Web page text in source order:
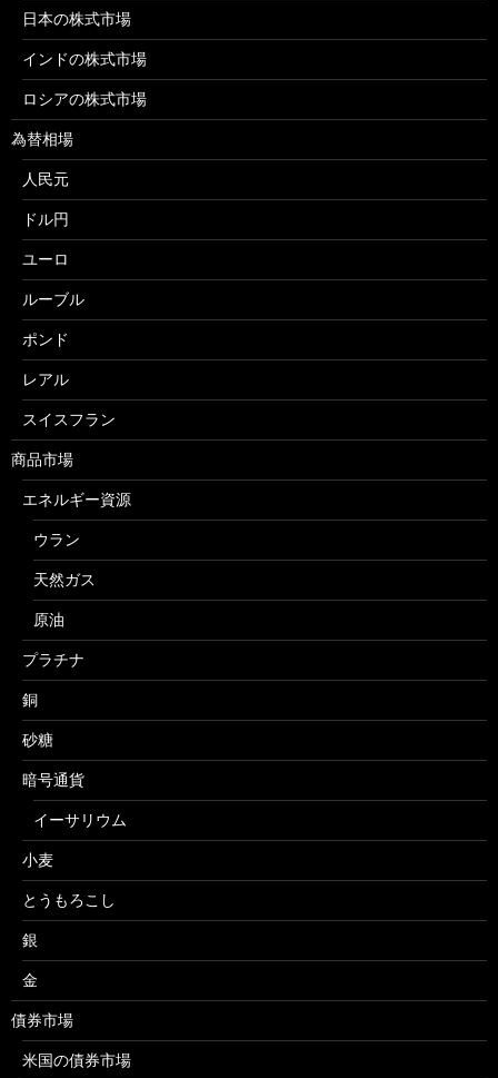
日本の株式市場
インドの株式市場
ロシアの株式市場
為替相場
人民元
ドル円
ユーロ
ルーブル
ポンド
レアル
スイスフラン
商品市場
エネルギー資源
ウラン
天然ガス
原油
プラチナ
銅
砂糖
暗号通貨
イーサリウム
小麦
とうもろこし
銀
金
債券市場
米国の債券市場